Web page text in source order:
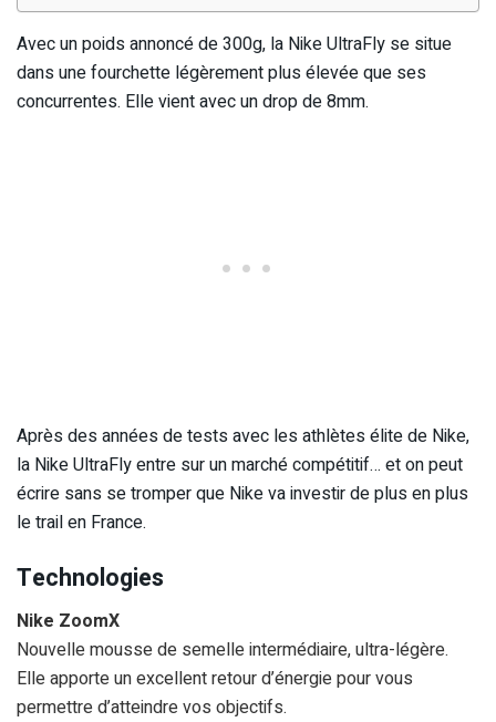
Avec un poids annoncé de 300g, la Nike UltraFly se situe
dans une fourchette légèrement plus élevée que ses
concurrentes. Elle vient avec un drop de 8mm.
Après des années de tests avec les athlètes élite de Nike,
la Nike UltraFly entre sur un marché compétitif… et on peut
écrire sans se tromper que Nike va investir de plus en plus
le trail en France.
Technologies
Nike ZoomX
Nouvelle mousse de semelle intermédiaire, ultra-légère.
Elle apporte un excellent retour d’énergie pour vous
permettre d’atteindre vos objectifs.